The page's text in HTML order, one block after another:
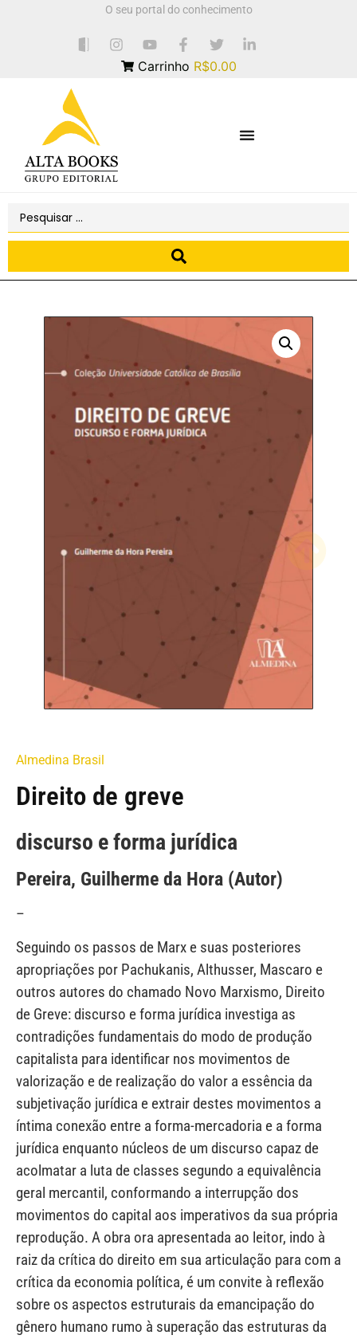
O seu portal do conhecimento
Carrinho R$0.00
Almedina Brasil
Direito de greve
discurso e forma jurídica
Pereira, Guilherme da Hora (Autor)
–
Seguindo os passos de Marx e suas posteriores
apropriações por Pachukanis, Althusser, Mascaro e
outros autores do chamado Novo Marxismo, Direito
de Greve: discurso e forma jurídica investiga as
contradições fundamentais do modo de produção
capitalista para identificar nos movimentos de
valorização e de realização do valor a essência da
subjetivação jurídica e extrair destes movimentos a
íntima conexão entre a forma-mercadoria e a forma
jurídica enquanto núcleos de um discurso capaz de
acolmatar a luta de classes segundo a equivalência
geral mercantil, conformando a interrupção dos
movimentos do capital aos imperativos da sua própria
reprodução. A obra ora apresentada ao leitor, indo à
raiz da crítica do direito em sua articulação para com a
crítica da economia política, é um convite à reflexão
sobre os aspectos estruturais da emancipação do
gênero humano rumo à superação das estruturas da